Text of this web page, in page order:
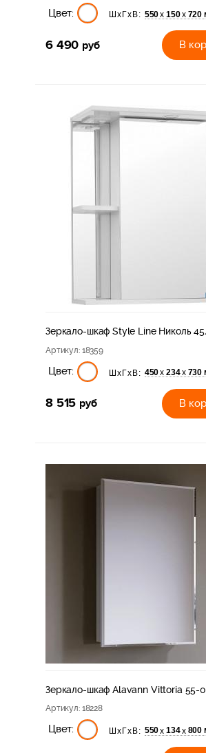
Цвет: ШхГхВ: 550х 150х 720
6 490 руб В
Зеркало-шкаф Style Line Николь
Артикул: 18359
Цвет: ШхГхВ: 450х 234х 730
8 515 руб В
Зеркало-шкаф Alavann Vittoria 55-
Артикул: 18228
Цвет: ШхГхВ: 550х 134х 800